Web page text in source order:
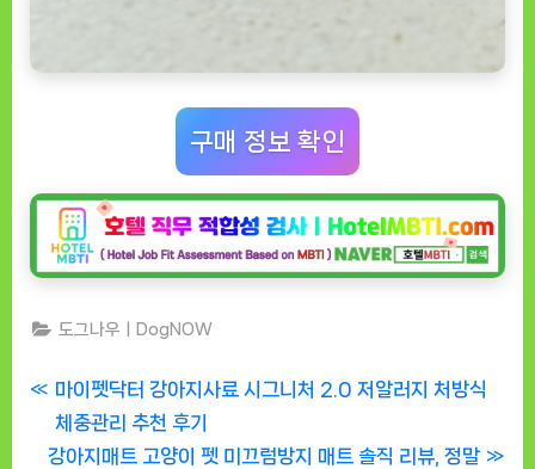
구매 정보 확인
도그나우ㅣDogNOW
글
탐
P
r
e
마이펫닥터 강아지사료 시그니처 2.0 저알러지 처방식
체중관리 추천 후기
N
강아지매트 고양이 펫 미끄럼방지 매트 솔직 리뷰, 정말